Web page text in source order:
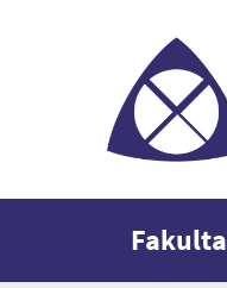
Fakulta